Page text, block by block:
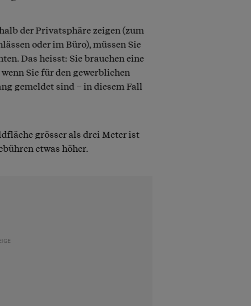
der Privatsphäre zeigen (zum
oder im Büro), müssen Sie
Das heisst: Sie brauchen eine
Sie für den gewerblichen
gemeldet sind – in diesem Fall
grösser als drei Meter ist
etwas höher.